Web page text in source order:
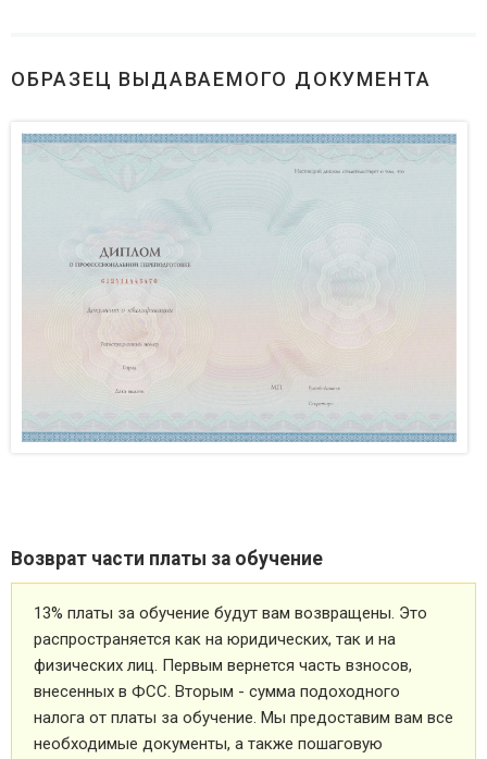
ОБРАЗЕЦ ВЫДАВАЕМОГО ДОКУМЕНТА
Возврат части платы за обучение
13% платы за обучение будут вам возвращены. Это
распространяется как на юридических, так и на
физических лиц. Первым вернется часть взносов,
внесенных в ФСС. Вторым - сумма подоходного
налога от платы за обучение. Мы предоставим вам все
необходимые документы, а также пошаговую